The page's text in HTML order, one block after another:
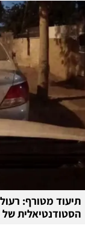
תיעוד מטורף:
הסטודנטיאלית